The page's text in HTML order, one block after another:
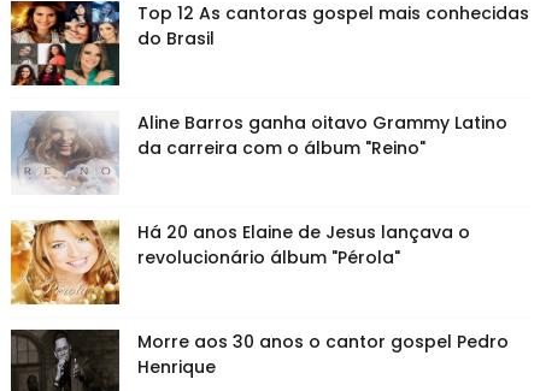
Top 12 As cantoras gospel mais conhecidas
do Brasil
Aline Barros ganha oitavo Grammy Latino
da carreira com o álbum "Reino"
Há 20 anos Elaine de Jesus lançava o
revolucionário álbum "Pérola"
Morre aos 30 anos o cantor gospel Pedro
Henrique